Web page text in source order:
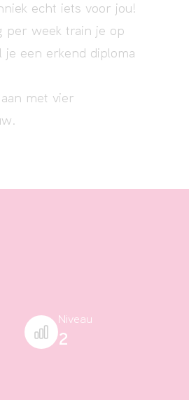
echt iets voor jou!
per week train je op
je een erkend diploma
met vier
.
Niveau
2